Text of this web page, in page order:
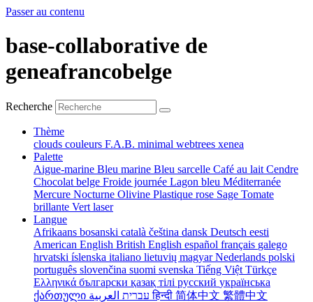
Passer au contenu
base-collaborative de
geneafrancobelge
Recherche
Thème
clouds couleurs F.A.B. minimal webtrees xenea
Palette
Aigue-marine Bleu marine Bleu sarcelle Café au lait Cendre
Chocolat belge Froide journée Lagon bleu Méditerranée
Mercure Nocturne Olivine Plastique rose Sage Tomate
brillante Vert laser
Langue
Afrikaans bosanski català čeština dansk Deutsch eesti
American English British English español français galego
hrvatski íslenska italiano lietuvių magyarNederlands polski
português slovenčina suomi svenska Tiếng Việt Türkçe
Ελληνικά български қазақ тілі русский українська
ქართული
עברית العربيةहिन्दी 简体中文 繁體中文